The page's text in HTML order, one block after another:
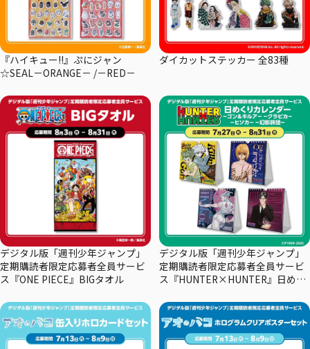
『ハイキュー!!』ぷにジャン
☆SEAL－ORANGE－ /－RED－
ダイカットステッカー 全83種
デジタル版「週刊少年ジャンプ」
定期購読者限定応募者全員サービ
ス『ONE PIECE』BIGタオル
デジタル版「週刊少年ジャンプ」
定期購読者限定応募者全員サービ
ス『HUNTER×HUNTER』日めく